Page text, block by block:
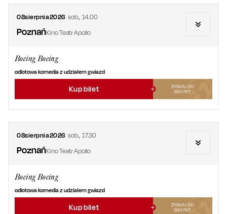
08sierpnia2026 sob., 14.00
PoznańKino Teatr Apollo
Boeing Boeing
odlotowa komedia z udziałem gwiazd
Kup bilet
ZYSKAJ OD
390 PKT
08sierpnia2026 sob., 17.30
PoznańKino Teatr Apollo
Boeing Boeing
odlotowa komedia z udziałem gwiazd
Kup bilet
ZYSKAJ OD
390 PKT